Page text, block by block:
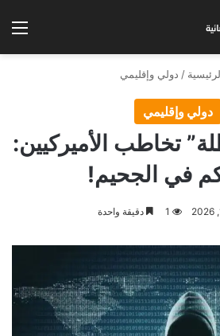
/ دولي وإقليمي
دولي وإقليمي
تخاطب الأميركيين:
في الجحيم!
1 دقيقة واحدة